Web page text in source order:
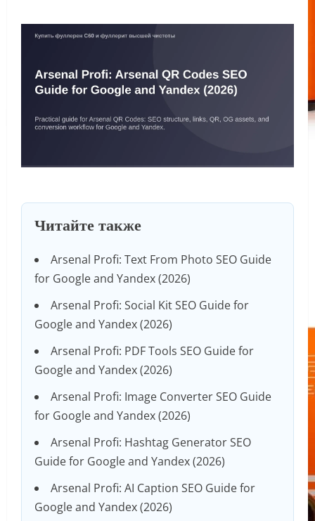
Читайте также
Arsenal Profi: Text From Photo SEO Guide
for Google and Yandex (2026)
Arsenal Profi: Social Kit SEO Guide for
Google and Yandex (2026)
Arsenal Profi: PDF Tools SEO Guide for
Google and Yandex (2026)
Arsenal Profi: Image Converter SEO Guide
for Google and Yandex (2026)
Arsenal Profi: Hashtag Generator SEO
Guide for Google and Yandex (2026)
Arsenal Profi: AI Caption SEO Guide for
Google and Yandex (2026)